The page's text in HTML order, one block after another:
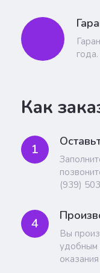
года.
Как
1
(939)
4
Вы
удобным